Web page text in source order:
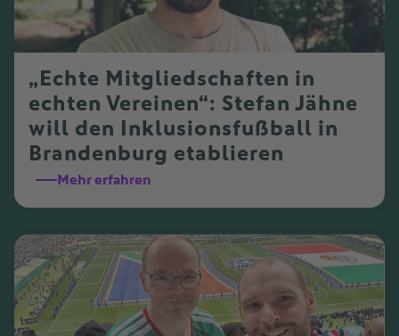
„Echte Mitgliedschaften in
echten Vereinen“: Stefan Jähne
will den Inklusionsfußball in
Brandenburg etablieren
Mehr erfahren